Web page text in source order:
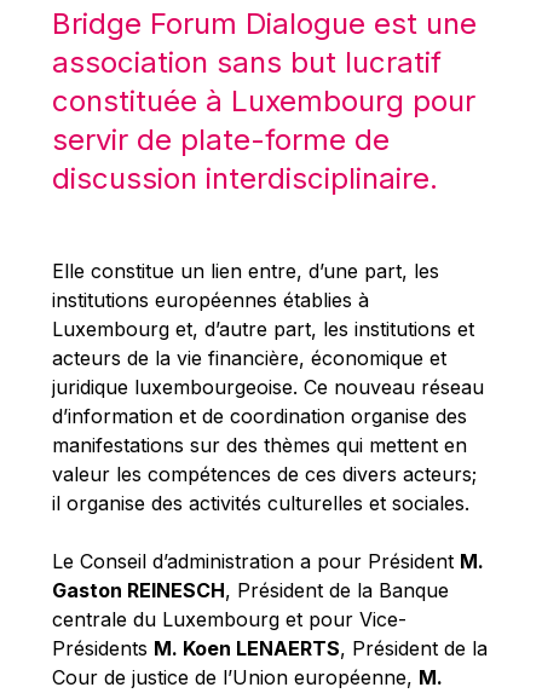
Mario Centeno
Mario Monti
Maroš ŠEFČOVIČ
Martin Bailey
Martine Reicherts
Michael Sohlman
Michel Goedert
Mireille Delmas-Marty
Nobuo Tanaka
Otmar Issing
Paolo Mengozzi
Paschal Donohoe
Pat Cox
Patrizia Nanz
Philippe Maystadt
Pierre Gramegna
Bridge Forum Dialogue est une
association sans but lucratif
constituée à Luxembourg pour
servir de plate-forme de
discussion interdisciplinaire.
Elle constitue un lien entre, d’une part, les
institutions européennes établies à
Luxembourg et, d’autre part, les institutions et
acteurs de la vie financière, économique et
juridique luxembourgeoise. Ce nouveau réseau
d’information et de coordination organise des
manifestations sur des thèmes qui mettent en
valeur les compétences de ces divers acteurs;
il organise des activités culturelles et sociales.
Le Conseil d’administration a pour Président M.
Gaston REINESCH, Président de la Banque
centrale du Luxembourg et pour Vice-
Présidents M. Koen LENAERTS, Président de la
Cour de justice de l’Union européenne, M.